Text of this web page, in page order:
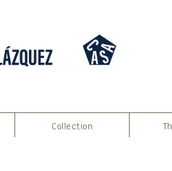
Collection